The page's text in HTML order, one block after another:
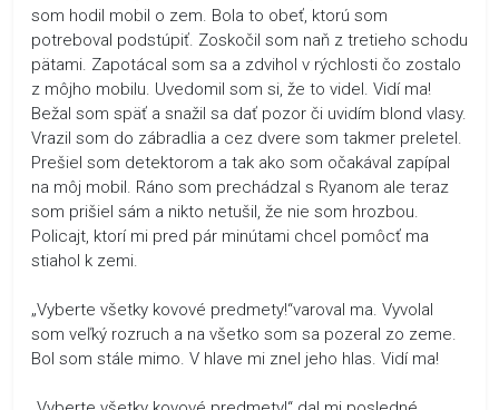
som hodil mobil o zem. Bola to obeť, ktorú som
potreboval podstúpiť. Zoskočil som naň z tretieho schodu
pätami. Zapotácal som sa a zdvihol v rýchlosti čo zostalo
z môjho mobilu. Uvedomil som si, že to videl. Vidí ma!
Bežal som späť a snažil sa dať pozor či uvidím blond vlasy.
Vrazil som do zábradlia a cez dvere som takmer preletel.
Prešiel som detektorom a tak ako som očakával zapípal
na môj mobil. Ráno som prechádzal s Ryanom ale teraz
som prišiel sám a nikto netušil, že nie som hrozbou.
Policajt, ktorí mi pred pár minútami chcel pomôcť ma
stiahol k zemi.
„Vyberte všetky kovové predmety!“varoval ma. Vyvolal
som veľký rozruch a na všetko som sa pozeral zo zeme.
Bol som stále mimo. V hlave mi znel jeho hlas. Vidí ma!